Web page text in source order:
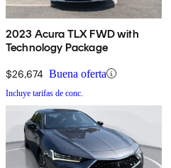
2023 Acura TLX FWD with
Technology Package
$26,674 Buena oferta
Incluye tarifas de conc.